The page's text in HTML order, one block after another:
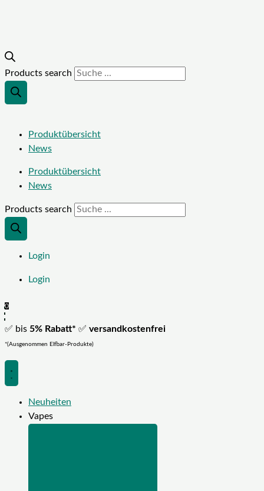
Products search
Produktübersicht
News
Produktübersicht
News
Products search
Login
Login
0
✅ bis 5% Rabatt* ✅ versandkostenfrei
*(Ausgenommen Elfbar-Produkte)
Neuheiten
Vapes